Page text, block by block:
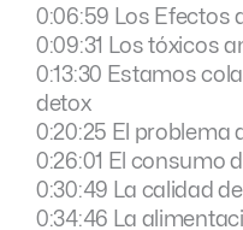
0:06:59 Los Efectos
0:09:31 Los tóxicos
0:13:30 Estamos
detox
0:20:25 El problema
0:26:01 El consumo
0:30:49 La calidad
0:34:46 La